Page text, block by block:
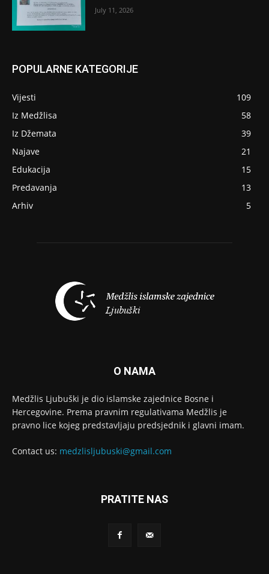
July 11, 2026
POPULARNE KATEGORIJE
Vijesti
109
Iz Medžlisa
58
Iz Džemata
39
Najave
21
Edukacija
15
Predavanja
13
Arhiv
5
O NAMA
Medžlis Ljubuški je dio islamske zajednice Bosne i
Hercegovine. Prema pravnim regulativama Medžlis je
pravno lice kojeg predstavljaju predsjednik i glavni imam.
Contact us: medzlisljubuski@gmail.com
PRATITE NAS